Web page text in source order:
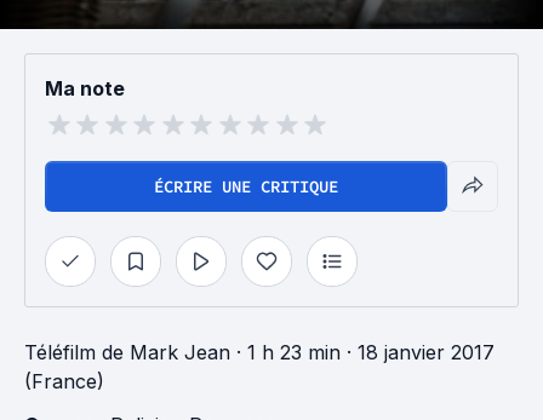
Ma note
ÉCRIRE UNE CRITIQUE
Téléfilm de Mark Jean · 1 h 23 min · 18 janvier 2017
(France)